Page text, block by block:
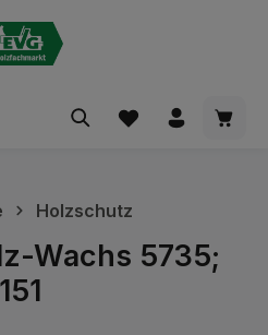
Holzschutz
Wachs 5735;